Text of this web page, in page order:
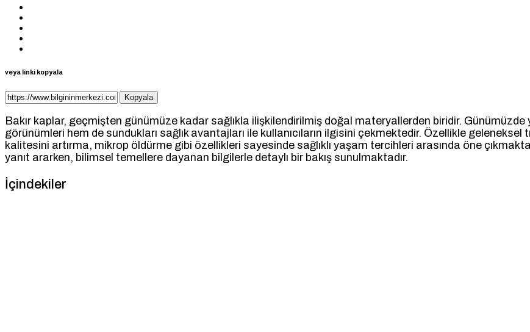
veya linki kopyala
Kopyala
Bakır kaplar, geçmişten günümüze kadar sağlıkla ilişkilendirilmiş doğal materyallerden biridir.
görünümleri hem de sundukları sağlık avantajları ile kullanıcıların ilgisini çekmektedir. Özellikle geleneksel
kalitesini artırma, mikrop öldürme gibi özellikleri sayesinde sağlıklı yaşam tercihleri arasında öne
yanıt ararken, bilimsel temellere dayanan bilgilerle detaylı bir bakış sunulmaktadır.
İçindekiler